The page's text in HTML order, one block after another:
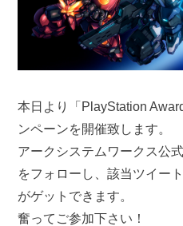
本日より「PlayStation
ンペーンを開催致します。
アークシステムワークス公
をフォローし、該当ツイー
がゲットできます。
奮ってご参加下さい！